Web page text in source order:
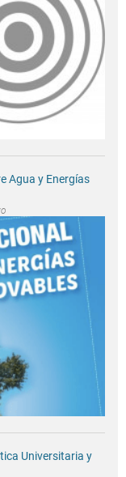
Agua y Energías
Universitaria y